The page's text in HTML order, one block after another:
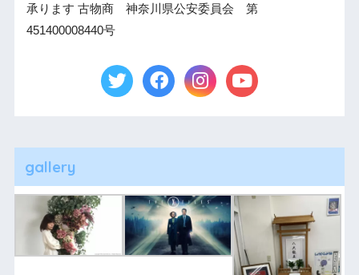
承ります 古物商 神奈川県公安委員会 第
451400008440号
gallery